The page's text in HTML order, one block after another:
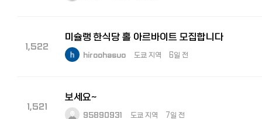
1,522
미슐랭 한식당 홀 아르바이트 모집합니다
hiroohasuo 도쿄 지역 6일 전
1,521
보세요~
95890931 도쿄 지역 7일 전